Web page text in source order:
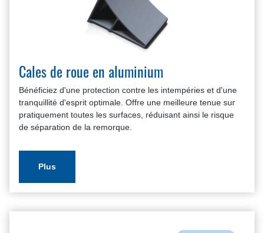
Cales de roue en aluminium
Bénéficiez d'une protection contre les intempéries et d'une
tranquillité d'esprit optimale. Offre une meilleure tenue sur
pratiquement toutes les surfaces, réduisant ainsi le risque
de séparation de la remorque.
Plus